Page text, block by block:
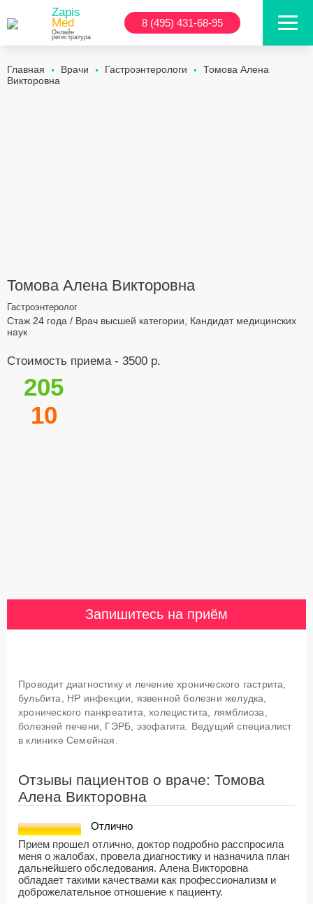
Zapis
Med
Онлайн
регистратура
8 (495) 431-68-95
Главная Врачи Гастроэнтерологи
Томова Алена
Викторовна
Томова Алена Викторовна
Гастроэнтеролог
Стаж 24 года / Врач высшей категории, Кандидат медицинских
наук
Стоимость приема - 3500 р.
205
10
Запишитесь на приём
Проводит диагностику и лечение хронического гастрита,
бульбита, HP инфекции, язвенной болезни желудка,
хронического панкреатита, холецистита, лямблиоза,
болезней печени, ГЭРБ, эзофагита. Ведущий специалист
в клинике Семейная.
Отзывы пациентов о враче: Томова
Алена Викторовна
Отлично
Прием прошел отлично, доктор подробно расспросила
меня о жалобах, провела диагностику и назначила план
дальнейшего обследования. Алена Викторовна
обладает такими качествами как профессионализм и
доброжелательное отношение к пациенту.